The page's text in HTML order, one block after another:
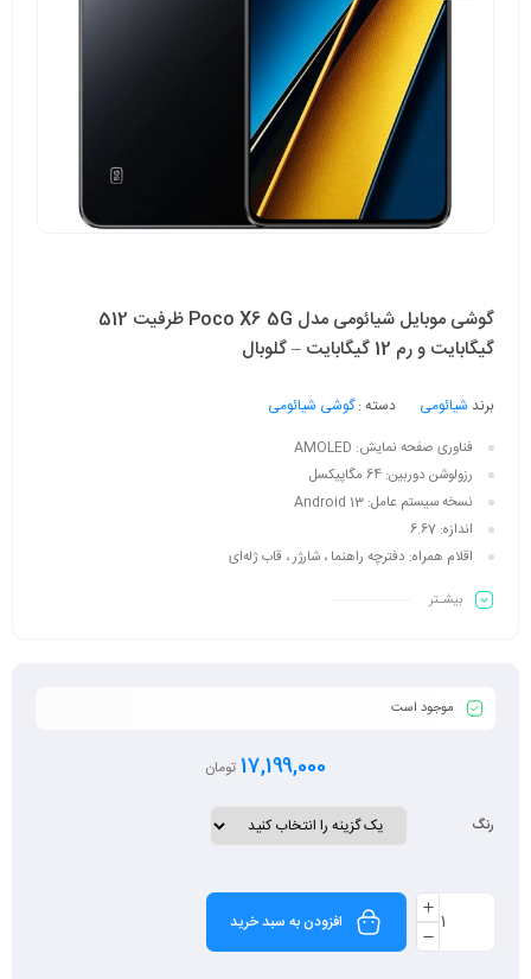
گوشی موبایل شیائومی مدل Poco X6 5G ظرفیت 512
گیگابایت و رم 12 گیگابایت – گلوبال
برند شیائومی دسته :گوشی شیائومی
فناوری صفحه‌ نمایش: AMOLED
رزولوشن دوربین: 64 مگاپیکسل
نسخه سیستم عامل: Android 13
اندازه: 6.67
اقلام همراه: دفترچه‌ راهنما ، شارژر ، قاب ژله‌ای
بیشـتر
موجود است
17,199,000 تومان
رنگ
افزودن به سبد خرید